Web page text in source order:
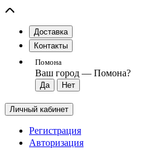
Доставка
Контакты
Помона
Ваш город — Помона?
Личный кабинет
Регистрация
Авторизация